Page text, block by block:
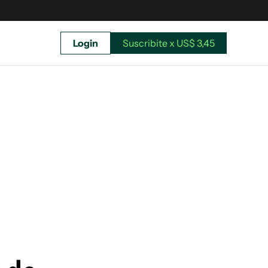
Login Suscribite x US$ 3,45